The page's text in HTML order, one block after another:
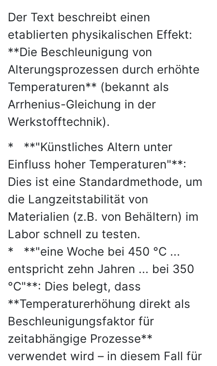
Der Text beschreibt einen
etablierten physikalischen Effekt:
**Die Beschleunigung von
Alterungsprozessen durch erhöhte
Temperaturen** (bekannt als
Arrhenius-Gleichung in der
Werkstofftechnik).
* **"Künstliches Altern unter
Einfluss hoher Temperaturen"**:
Dies ist eine Standardmethode, um
die Langzeitstabilität von
Materialien (z.B. von Behältern) im
Labor schnell zu testen.
* **"eine Woche bei 450 °C ...
entspricht zehn Jahren ... bei 350
°C"**: Dies belegt, dass
**Temperaturerhöhung direkt als
Beschleunigungsfaktor für
zeitabhängige Prozesse**
verwendet wird – in diesem Fall für